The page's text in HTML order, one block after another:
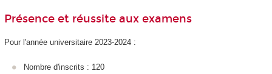
Présence et réussite aux examens
Pour l'année universitaire 2023-2024 :
Nombre d'inscrits : 120